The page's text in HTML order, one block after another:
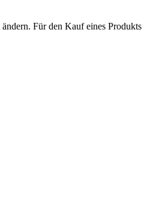
Für den Kauf eines Produkts